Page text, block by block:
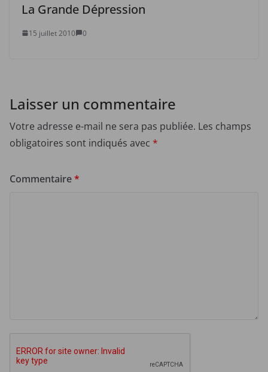
La Grande Dépression
15 juillet 2010 0
Laisser un commentaire
Votre adresse e-mail ne sera pas publiée. Les champs
obligatoires sont indiqués avec *
Commentaire*